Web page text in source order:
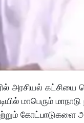
அரசியல் கட்சியை
மாபெரும்
கோட்பாடுகளை